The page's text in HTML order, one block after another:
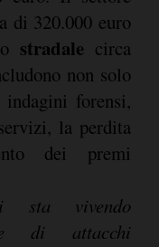
di 320.000 euro
stradale circa
non solo
forensi,
la perdita
dei premi
sta vivendo
di attacchi